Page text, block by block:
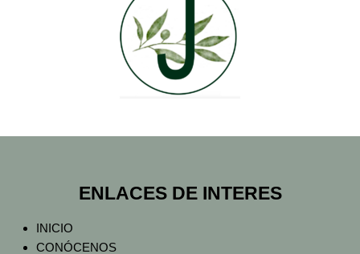
ENLACES DE INTERES
INICIO
CONÓCENOS